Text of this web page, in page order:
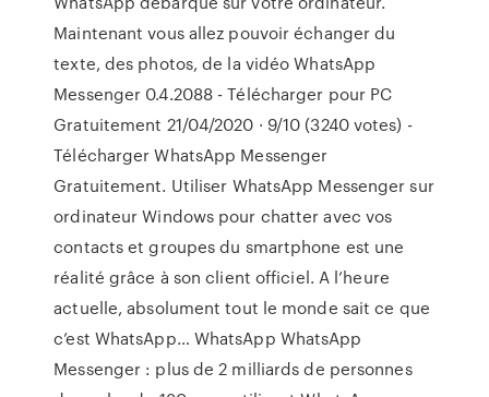
Maintenant vous allez pouvoir échanger du
texte, des photos, de la vidéo WhatsApp
Messenger 0.4.2088 - Télécharger pour PC
Gratuitement 21/04/2020 · 9/10 (3240 votes) -
Télécharger WhatsApp Messenger
Gratuitement. Utiliser WhatsApp Messenger sur
ordinateur Windows pour chatter avec vos
contacts et groupes du smartphone est une
réalité grâce à son client officiel. A l’heure
actuelle, absolument tout le monde sait ce que
c’est WhatsApp… WhatsApp WhatsApp
Messenger : plus de 2 milliards de personnes